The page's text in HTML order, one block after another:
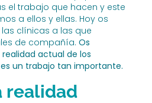
el trabajo que hacen y este
a ellos y ellas. Hoy os
clínicas a las que
de compañía. Os
actual de los
un trabajo tan importante.
realidad